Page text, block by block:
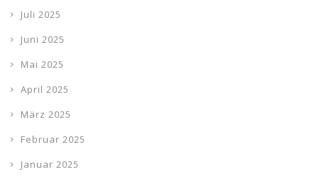
Juli 2025
Juni 2025
Mai 2025
April 2025
März 2025
Februar 2025
Januar 2025